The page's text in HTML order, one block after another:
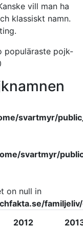
vill man ha
klassiskt namn.
populäraste pojk-
svartmyr/
svartmyr/
on null in
2012